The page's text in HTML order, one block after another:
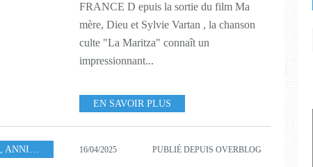
FRANCE D epuis la sortie du film Ma
mère, Dieu et Sylvie Vartan , la chanson
culte "La Maritza" connaît un
impressionnant...
EN SAVOIR PLUS
, ANNIVERSAIRE ,INFORMATION ,516
16/04/2025 PUBLIÉ DEPUIS OVERBLOG